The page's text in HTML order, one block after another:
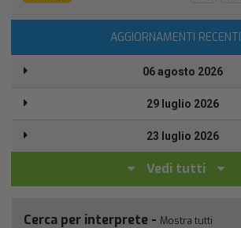
AGGIORNAMENTI RECENTI
06 agosto 2026
29 luglio 2026
23 luglio 2026
Vedi tutti
Cerca per interprete - Mostra tutti